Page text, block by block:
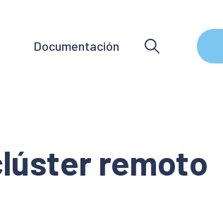
Documentación
remoto